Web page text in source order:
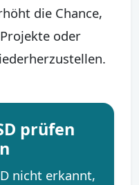
die Chance,
oder
prüfen
nicht erkannt,